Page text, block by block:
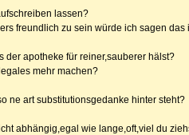
lassen?
freundlich zu sein würde ich sagen
der apotheke für reiner,sauberer hälst?
mehr machen?
ne art substitutionsgedanke hinter steht?
abhängig,egal wie lange,oft,viel du